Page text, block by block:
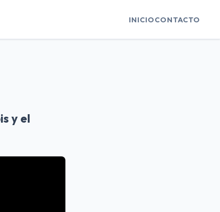
INICIOCONTACTO
y el